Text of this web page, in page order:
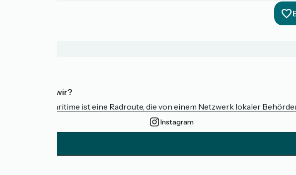
Wer sind wir?
Die Vélomaritime ist eine Radroute, die von einem Netzwerk lokaler
Instagram